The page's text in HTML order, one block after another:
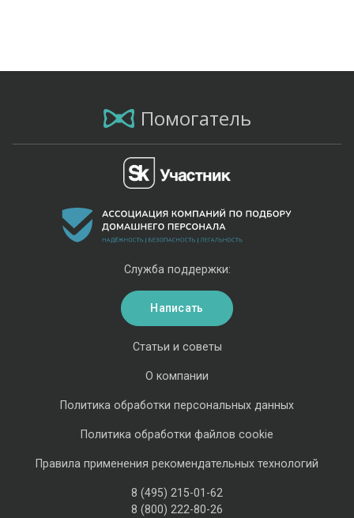
Помогатель
Статьи и советы
О компании
Политика обработки персональных данных
Политика обработки файлов cookie
Правила применения рекомендательных технологий
8 (495) 215-01-62
8 (800) 222-80-26
Служба поддержки:
Написать